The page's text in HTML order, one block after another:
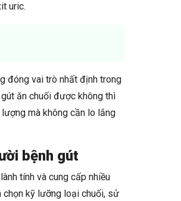
uric.
đóng vai trò nhất định trong
ăn chuối được không thì
mà không cần lo lắng
bệnh gút
tính và cung cấp nhiều
chọn kỹ lưỡng loại chuối, sử